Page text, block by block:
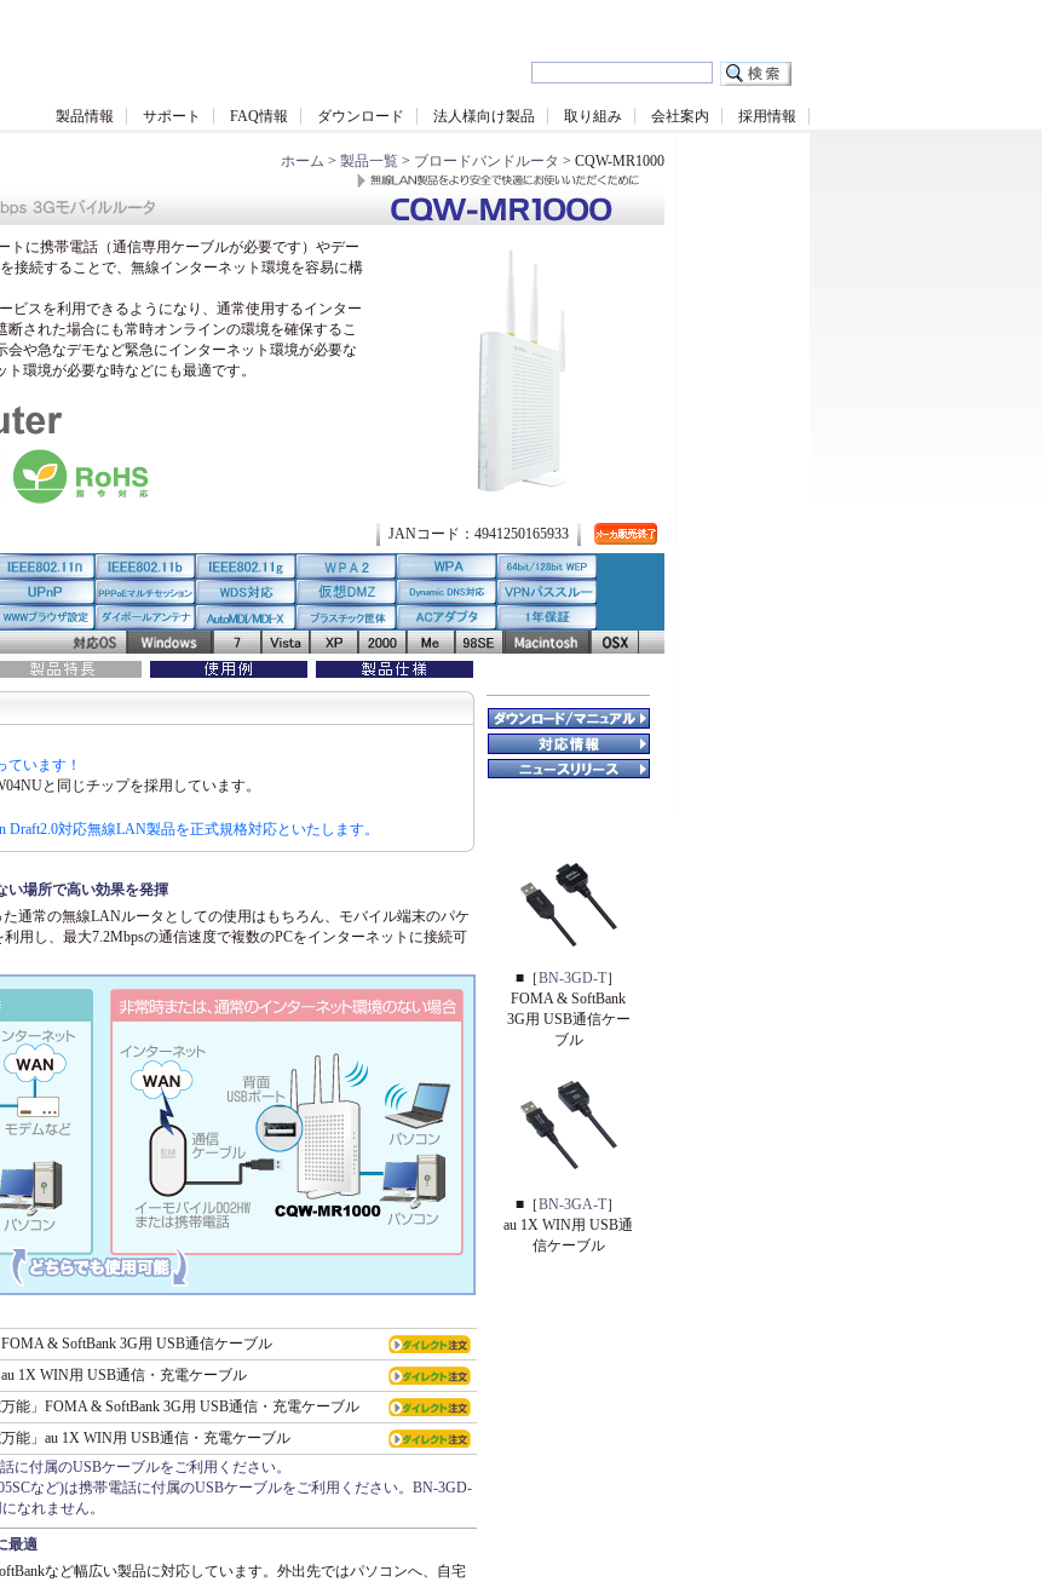
製品情報 サポート FAQ情報 ダウンロード 法人様向け製品 取り組み 会社案内 採用情報
ホーム > 製品一覧 > ブロードバンドルータ > CQW-MR1000
トに携帯電話（通信専用ケーブルが必要です）やデー
接続することで、無線インターネット環境を容易に構
ビスを利用できるようになり、通常使用するインター
断された場合にも常時オンラインの環境を確保するこ
会や急なデモなど緊急にインターネット環境が必要な
環境が必要な時などにも最適です。
JANコード：4941250165933
ています！
と同じチップを採用しています。
Draft2.0対応無線LAN製品を正式規格対応といたします。
い場所で高い効果を発揮
通常の無線LANルータとしての使用はもちろん、モバイル端末のパケ
用し、最大7.2Mbpsの通信速度で複数のPCをインターネットに接続可
FOMA & SoftBank 3G用 USB通信ケーブル
au 1X WIN用 USB通信・充電ケーブル
万能」FOMA & SoftBank 3G用 USB通信・充電ケーブル
万能」au 1X WIN用 USB通信・充電ケーブル
に付属のUSBケーブルをご利用ください。
など)は携帯電話に付属のUSBケーブルをご利用ください。BN-3GD-
なれません。
最適
など幅広い製品に対応しています。外出先ではパソコンへ、自宅
■［BN-3GD-T］
FOMA & SoftBank
3G用 USB通信ケー
ブル
■［BN-3GA-T］
au 1X WIN用 USB通
信ケーブル